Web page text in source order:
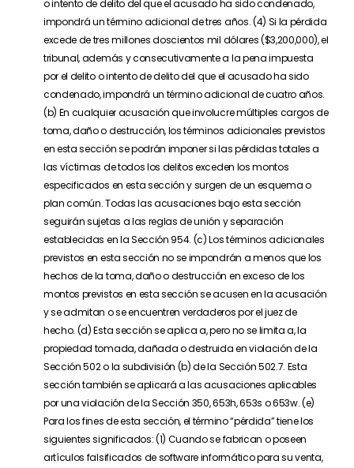
o intento de delito del que el acusado ha sido condenado,
impondrá un término adicional de tres años. (4) Si la pérdida
excede de tres millones doscientos mil dólares ($3,200,000), el
tribunal, además y consecutivamente a la pena impuesta
por el delito o intento de delito del que el acusado ha sido
condenado, impondrá un término adicional de cuatro años.
(b) En cualquier acusación que involucre múltiples cargos de
toma, daño o destrucción, los términos adicionales previstos
en esta sección se podrán imponer si las pérdidas totales a
las víctimas de todos los delitos exceden los montos
especificados en esta sección y surgen de un esquema o
plan común. Todas las acusaciones bajo esta sección
seguirán sujetas a las reglas de unión y separación
establecidas en la Sección 954. (c) Los términos adicionales
previstos en esta sección no se impondrán a menos que los
hechos de la toma, daño o destrucción en exceso de los
montos previstos en esta sección se acusen en la acusación
y se admitan o se encuentren verdaderos por el juez de
hecho. (d) Esta sección se aplica a, pero no se limita a, la
propiedad tomada, dañada o destruida en violación de la
Sección 502 o la subdivisión (b) de la Sección 502.7. Esta
sección también se aplicará a las acusaciones aplicables
por una violación de la Sección 350, 653h, 653s o 653w. (e)
Para los fines de esta sección, el término “pérdida” tiene los
siguientes significados: (1) Cuando se fabrican o poseen
artículos falsificados de software informático para su venta,